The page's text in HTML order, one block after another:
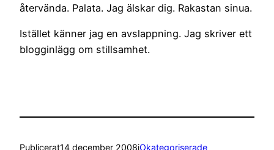
återvända. Palata. Jag älskar dig. Rakastan sinua.
Istället känner jag en avslappning. Jag skriver ett
blogginlägg om stillsamhet.
Publicerat14 december 2008iOkategoriserade